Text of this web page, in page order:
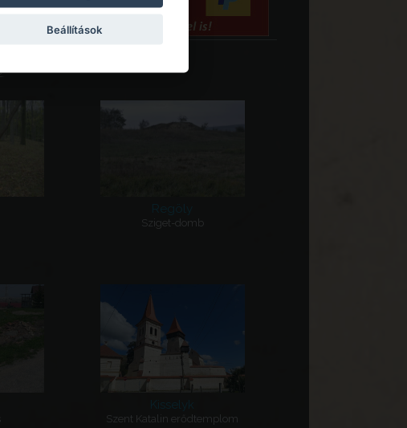
Regöly
Sziget-domb
Kisselyk
Szent Katalin erődtemplom
Beállítások